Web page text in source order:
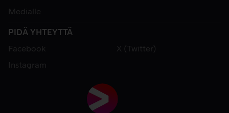
Medialle
PIDÄ YHTEYTTÄ
Facebook
X (Twitter)
Instagram